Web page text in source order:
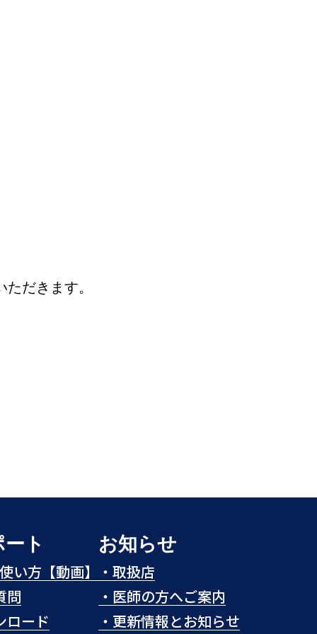
だきます。
ト
い方【動画】
問
ロード
お知らせ
・ 取扱店
・ 医師の方へご案内
・ 更新情報とお知らせ